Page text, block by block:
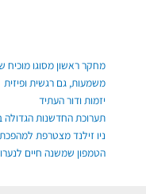
משמעות, גם רגשית ופיזית
יזמות ודור העתיד
תערוכת החדשנות הגדולה
ניו זילנד מצטרפת
הטמפון שמשנה חיים